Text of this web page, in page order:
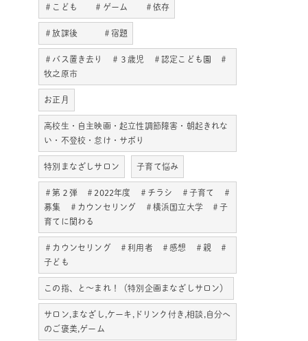
＃こども ＃ゲーム ＃依存
＃放課後 ＃宿題
＃バス置き去り ＃３歳児 ＃認定こども園 ＃
牧之原市
お正月
高校生・自主映画・起立性調節障害・朝起きれな
い・不登校・怠け・サボり
特別まなざしサロン 子育て悩み
＃第２弾 ＃2022年度 ＃チラシ ＃子育て ＃
募集 ＃カウンセリング ＃横浜国立大学 ＃子
育てに関わる
＃カウンセリング ＃利用者 ＃感想 ＃親 ＃
子ども
この指、と～まれ！（特別企画まなざしサロン）
サロン,まなざし,ケーキ,ドリンク付き,相談,自分へ
のご褒美,ゲーム